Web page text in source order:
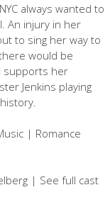
always wanted to
An injury in her
to sing her way to
would be
supports her
Jenkins playing
| Romance
| See full cast